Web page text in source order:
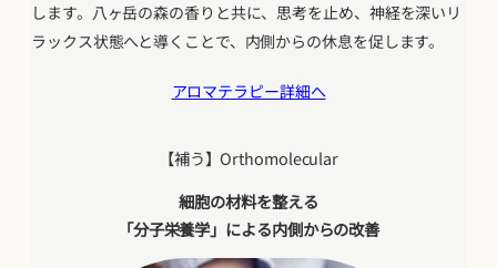
します。八ヶ岳の森の香りと共に、思考を止め、神経を深いリ
ラックス状態へと導くことで、内側からの休息を促します。
アロマテラピー詳細へ
【補う】Orthomolecular
細胞の材料を整える
「分子栄養学」による内側からの改善